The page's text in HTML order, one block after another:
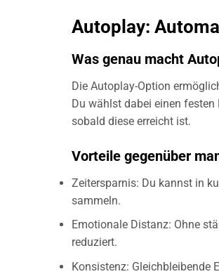
Autoplay:
Was genau macht
Die Autoplay-Option
Du wählst dabei einen
sobald diese erreicht ist.
Vorteile gegenüber
Zeitersparnis: Du kannst in
sammeln.
Emotionale Distanz: Ohne
reduziert.
Konsistenz: Gleichbleibende